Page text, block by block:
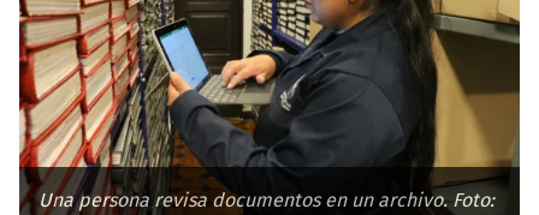
Una persona revisa documentos en un archivo. Foto: